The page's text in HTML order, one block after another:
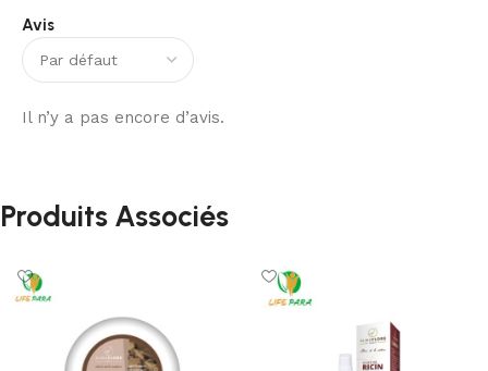
Avis
Il n’y a pas encore d’avis.
Produits Associés